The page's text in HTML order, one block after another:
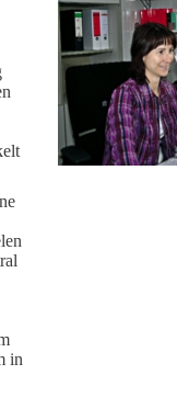
in